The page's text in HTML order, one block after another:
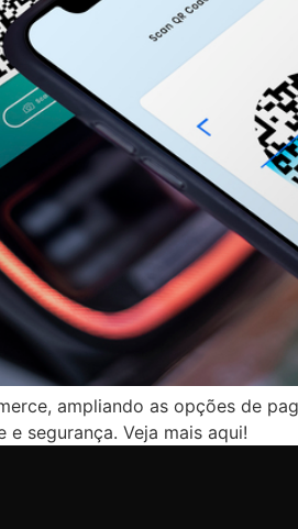
ampliando as opções de
segurança. Veja mais aqui!